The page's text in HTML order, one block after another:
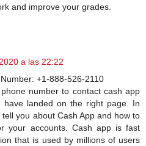
and improve your grades.
a las 22:22
+1-888-526-2110
number to contact cash app
have landed on the right page. In
you about Cash App and how to
your accounts. Cash app is fast
that is used by millions of users